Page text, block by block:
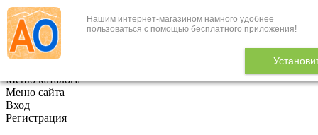
Нашим интернет-магазином намного удобнее
пользоваться с помощью бесплатного приложения!
+7 (495) 646-888-1
В корзине 0
Меню каталога
Меню сайта
Вход
Регистрация